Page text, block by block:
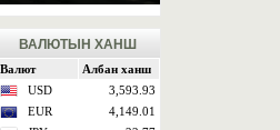
ВАЛЮТЫН ХАНШ